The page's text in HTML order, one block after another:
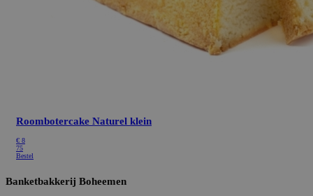
Roombotercake Naturel klein
€ 8
75
Bestel
Banketbakkerij Boheemen